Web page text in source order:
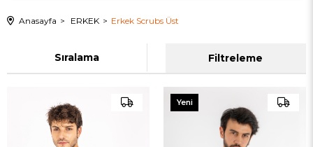
Anasayfa ERKEK Erkek Scrubs Üst
Filtreleme
Sıralama
Yeni